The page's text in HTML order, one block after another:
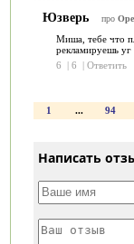
Юзверь про
Миша, тебе что
рекламируешь уг
6
| 6 | Ответить
1 ... 94
Написать